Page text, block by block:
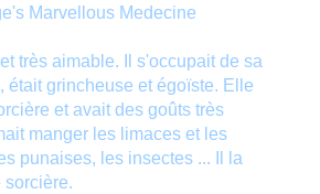
Marvellous Medecine
très aimable. Il s'occupait de sa
était grincheuse et égoïste. Elle
et avait des goûts très
manger les limaces et les
punaises, les insectes ... Il la
sorcière.